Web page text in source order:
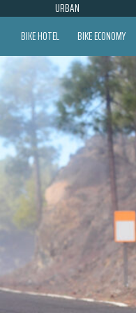
URBAN
BIKE HOTEL BIKE ECONOMY